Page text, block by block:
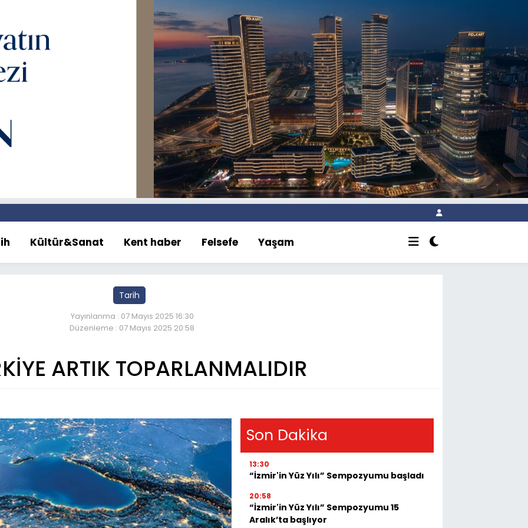
Kültür&Sanat Kent haber Felsefe Yaşam
Tarih
Yayınlanma : 07 Mayıs 2025 16:30
Düzenleme : 07 Mayıs 2025 20:58
ARTIK TOPARLANMALIDIR
Son Dakika
13:30
“İzmir'in Yüz Yılı” Sempozyumu başladı
20:58
“İzmir'in Yüz Yılı” Sempozyumu 15
Aralık’ta başlıyor